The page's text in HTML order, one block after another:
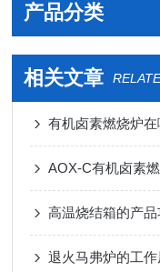
产品分类
相关文章
有机卤素燃烧炉
AOX-C有机卤素
高温烧结箱的产
退火马弗炉的工